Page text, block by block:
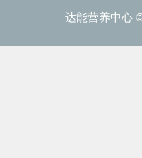
达能营养中心